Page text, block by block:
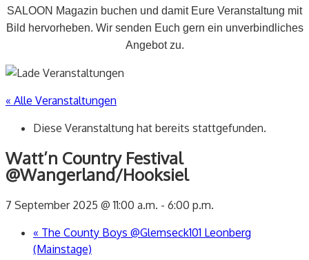
SALOON Magazin buchen und damit Eure Veranstaltung mit
Bild hervorheben. Wir senden Euch gern ein unverbindliches
Angebot zu.
« Alle Veranstaltungen
Diese Veranstaltung hat bereits stattgefunden.
Watt’n Country Festival
@Wangerland/Hooksiel
7 September 2025 @ 11:00 a.m. - 6:00 p.m.
« The County Boys @Glemseck101 Leonberg
(Mainstage)